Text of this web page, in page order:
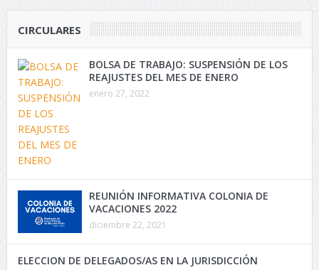
CIRCULARES
BOLSA DE TRABAJO: SUSPENSIÓN DE LOS
REAJUSTES DEL MES DE ENERO
enero 27, 2022
REUNIÓN INFORMATIVA COLONIA DE
VACACIONES 2022
diciembre 22, 2021
ELECCION DE DELEGADOS/AS EN LA JURISDICCIÓN